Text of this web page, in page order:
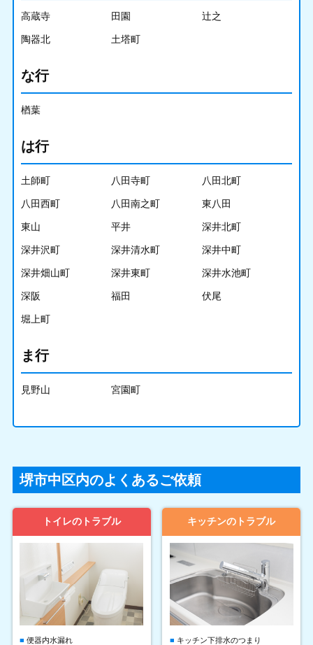
高蔵寺 田園 辻之
陶器北 土塔町
な行
楢葉
は行
土師町 八田寺町 八田北町
八田西町 八田南之町 東八田
東山 平井 深井北町
深井沢町 深井清水町 深井中町
深井畑山町 深井東町 深井水池町
深阪 福田 伏尾
堀上町
ま行
見野山 宮園町
堺市中区内のよくあるご依頼
トイレのトラブル
便器内水漏れ
キッチンのトラブル
キッチン下排水のつまり